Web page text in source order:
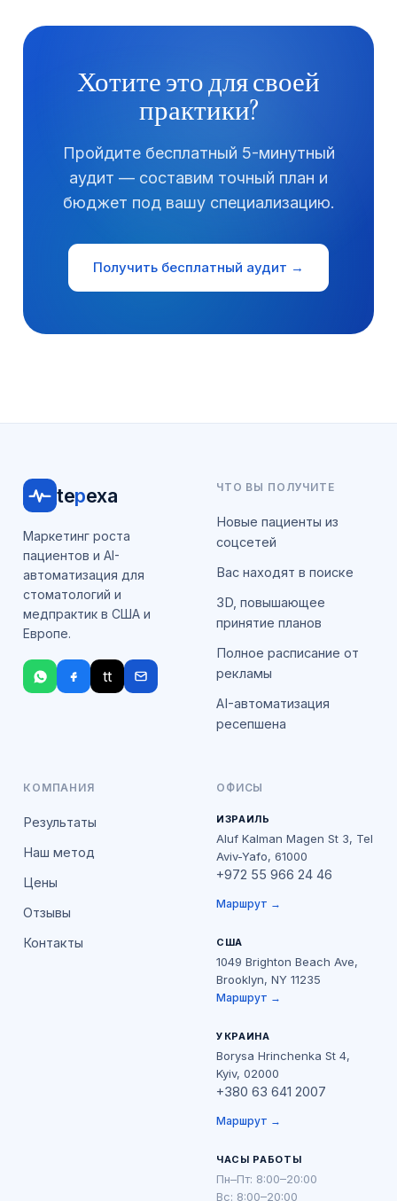
Хотите это для своей
практики?
Пройдите бесплатный 5-минутный
аудит — составим точный план и
бюджет под вашу специализацию.
Получить бесплатный аудит →
tepexa
Маркетинг роста
пациентов и AI-
автоматизация для
стоматологий и
медпрактик в США и
Европе.
tt
ЧТО ВЫ ПОЛУЧИТЕ
Новые пациенты из
соцсетей
Вас находят в поиске
3D, повышающее
принятие планов
Полное расписание от
рекламы
AI-автоматизация
ресепшена
КОМПАНИЯ
Результаты
Наш метод
Цены
Отзывы
Контакты
ОФИСЫ
ИЗРАИЛЬ
Aluf Kalman Magen St 3, Tel
Aviv-Yafo, 61000
+972 55 966 24 46
Маршрут →
США
1049 Brighton Beach Ave,
Brooklyn, NY 11235
Маршрут →
УКРАИНА
Borysa Hrinchenka St 4,
Kyiv, 02000
+380 63 641 2007
Маршрут →
ЧАСЫ РАБОТЫ
Пн–Пт: 8:00–20:00
Вс: 8:00–20:00